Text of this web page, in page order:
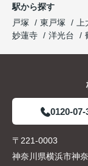
駅から探す
戸塚
東戸塚
妙蓮寺
洋光台
0120-07-
〒221-0003
神奈川県横浜市神